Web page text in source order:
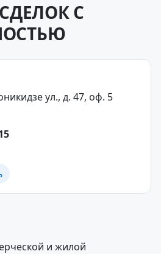
С
ул., д. 47, оф. 5
и жилой